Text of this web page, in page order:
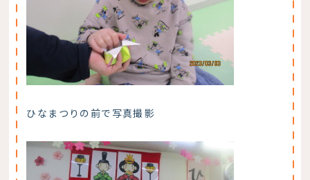
ひなまつりの前で写真撮影